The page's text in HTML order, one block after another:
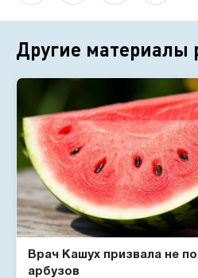
Другие материалы
Врач Кашух призвала не
арбузов